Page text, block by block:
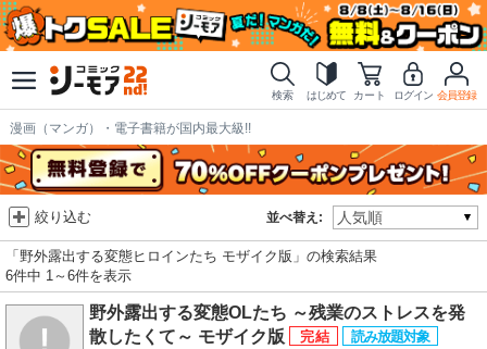
検索 はじめて カート ログイン 会員登録
漫画（マンガ）・電子書籍が国内最大級!!
並べ替え:
絞り込む
「野外露出する変態ヒロインたち モザイク版」の検索結果
6件中 1～6件を表示
野外露出する変態OLたち ～残業のストレスを発
散したくて～ モザイク版